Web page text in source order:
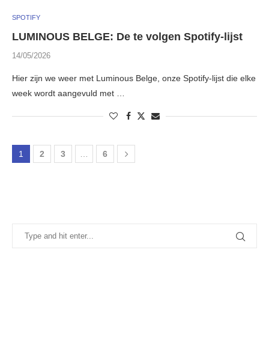
SPOTIFY
LUMINOUS BELGE: De te volgen Spotify-lijst
14/05/2026
Hier zijn we weer met Luminous Belge, onze Spotify-lijst die elke
week wordt aangevuld met …
1 2 3 … 6